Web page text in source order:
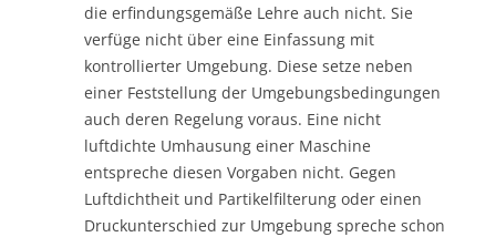
die erfindungsgemäße Lehre auch nicht. Sie
verfüge nicht über eine Einfassung mit
kontrollierter Umgebung. Diese setze neben
einer Feststellung der Umgebungsbedingungen
auch deren Regelung voraus. Eine nicht
luftdichte Umhausung einer Maschine
entspreche diesen Vorgaben nicht. Gegen
Luftdichtheit und Partikelfilterung oder einen
Druckunterschied zur Umgebung spreche schon